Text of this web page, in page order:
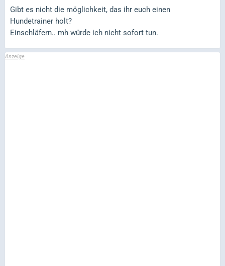
Gibt es nicht die möglichkeit, das ihr euch einen
Hundetrainer holt?
Einschläfern.. mh würde ich nicht sofort tun.